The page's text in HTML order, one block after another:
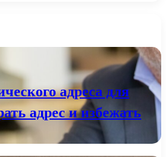
адреса для
адрес и избежать